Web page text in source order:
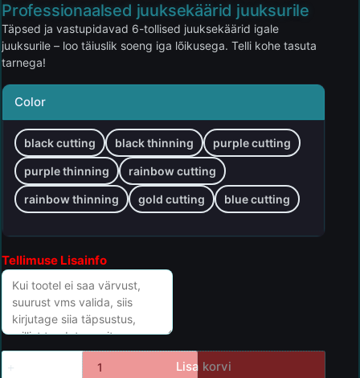
Professionaalsed juuksekäärid juuksurile
Täpsed ja vastupidavad 6-tollised juuksekäärid igale
juuksurile – loo täiuslik soeng iga lõikusega. Telli kohe tasuta
tarnega!
Color
black cutting black thinning purple cutting
purple thinning rainbow cutting
rainbow thinning gold cutting blue cutting
Tellimuse Lisainfo
Lisa korvi